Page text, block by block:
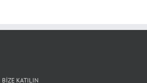
BİZE KATILIN